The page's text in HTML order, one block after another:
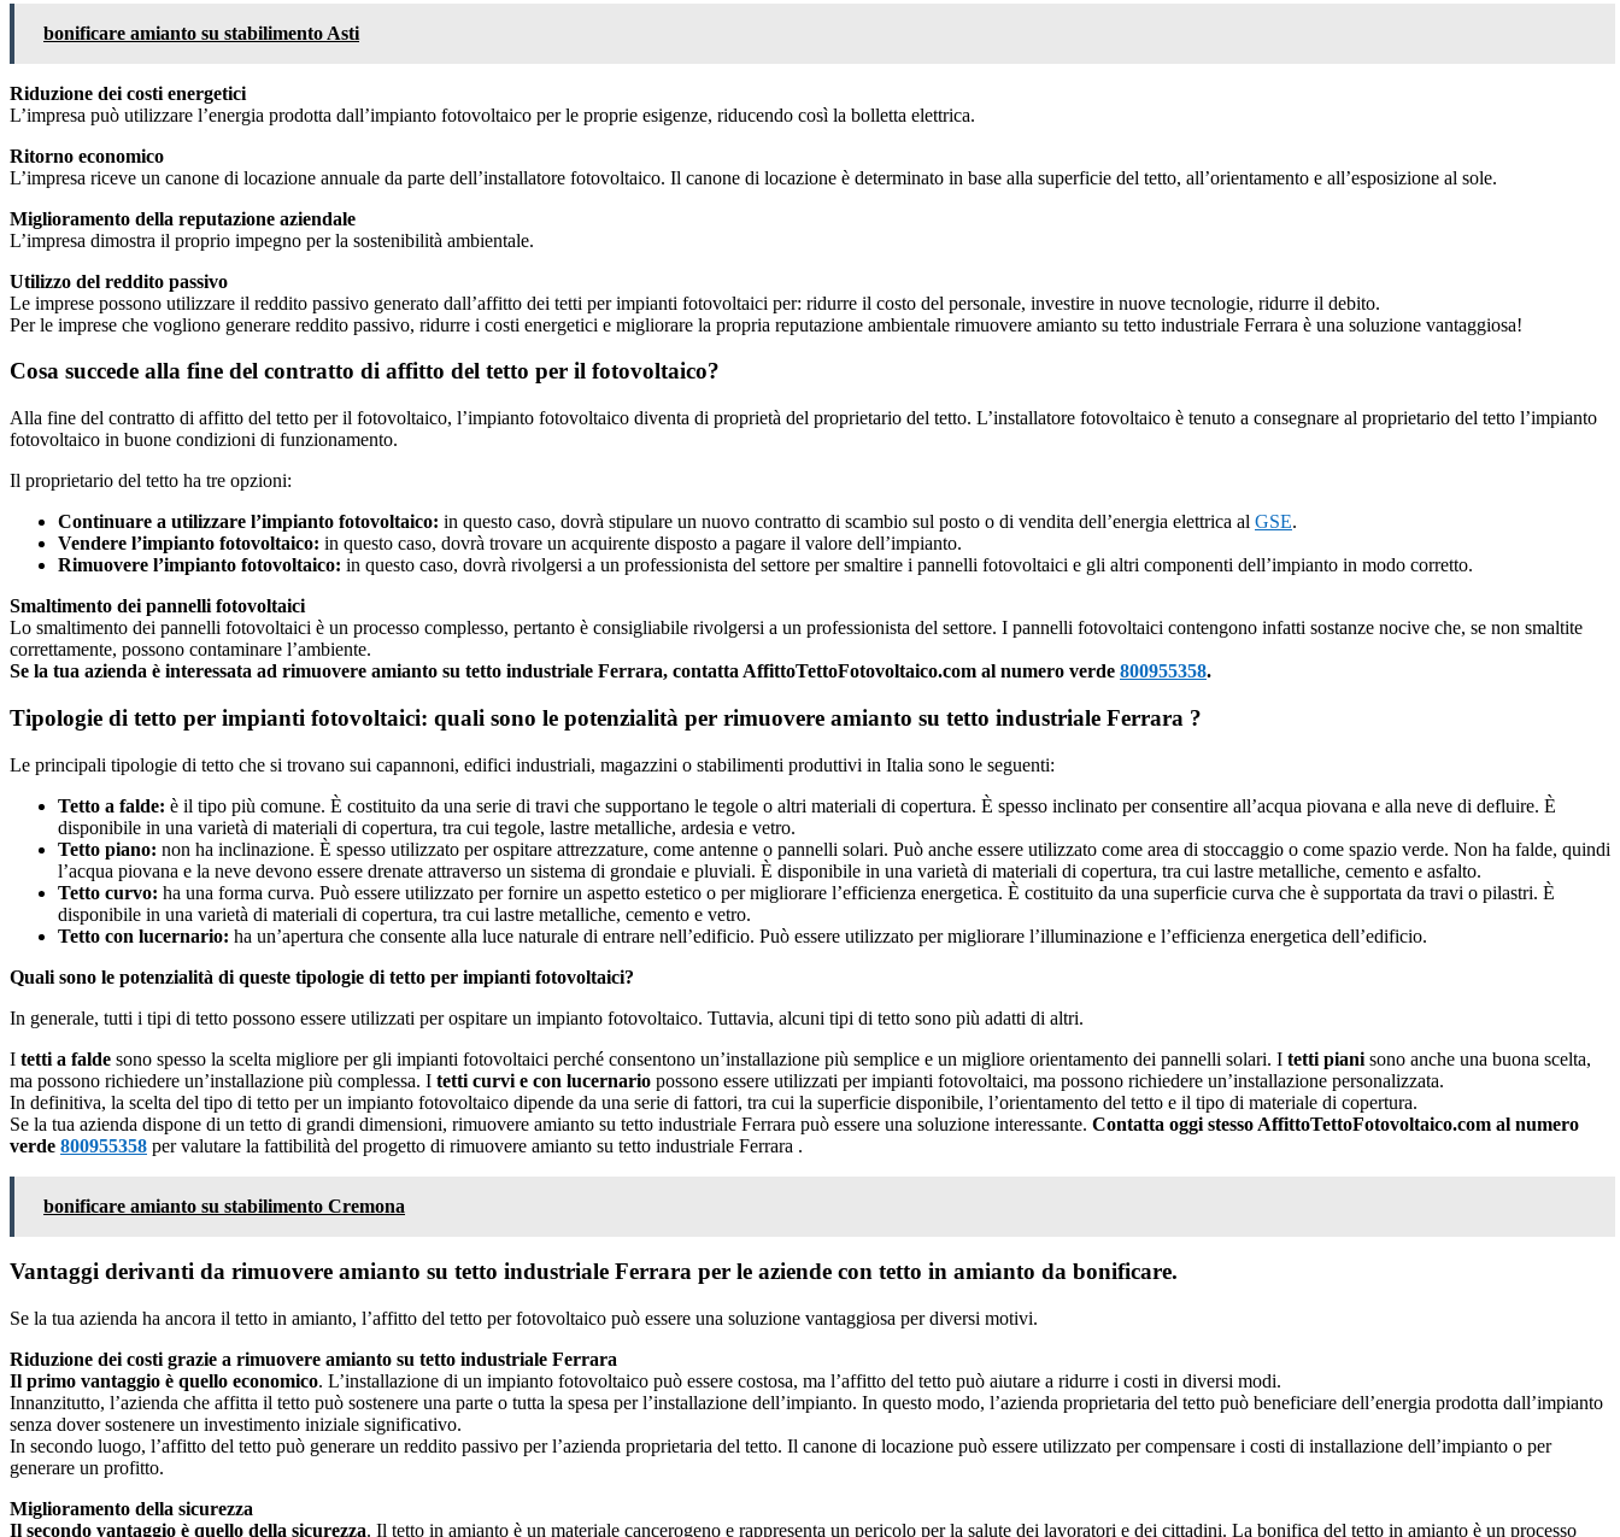
bonificare amianto su stabilimento Asti
Riduzione dei costi energetici
L’impresa può utilizzare l’energia prodotta dall’impianto fotovoltaico per le proprie esigenze, riducendo così la bolletta elettrica.
Ritorno economico
L’impresa riceve un canone di locazione annuale da parte dell’installatore fotovoltaico. Il canone di locazione è determinato in base alla superficie del tetto, all’orientamento e all’esposizione al sole.
Miglioramento della reputazione aziendale
L’impresa dimostra il proprio impegno per la sostenibilità ambientale.
Utilizzo del reddito passivo
Le imprese possono utilizzare il reddito passivo generato dall’affitto dei tetti per impianti fotovoltaici per: ridurre il costo del personale, investire in nuove tecnologie, ridurre il debito.
Per le imprese che vogliono generare reddito passivo, ridurre i costi energetici e migliorare la propria reputazione ambientale rimuovere amianto su tetto industriale Ferrara è una soluzione vantaggiosa!
Cosa succede alla fine del contratto di affitto del tetto per il fotovoltaico?
Alla fine del contratto di affitto del tetto per il fotovoltaico, l’impianto fotovoltaico diventa di proprietà del proprietario del tetto. L’installatore fotovoltaico è tenuto a consegnare al proprietario del tetto l’impianto
fotovoltaico in buone condizioni di funzionamento.
Il proprietario del tetto ha tre opzioni:
Continuare a utilizzare l’impianto fotovoltaico: in questo caso, dovrà stipulare un nuovo contratto di scambio sul posto o di vendita dell’energia elettrica al GSE.
Vendere l’impianto fotovoltaico: in questo caso, dovrà trovare un acquirente disposto a pagare il valore dell’impianto.
Rimuovere l’impianto fotovoltaico: in questo caso, dovrà rivolgersi a un professionista del settore per smaltire i pannelli fotovoltaici e gli altri componenti dell’impianto in modo corretto.
Smaltimento dei pannelli fotovoltaici
Lo smaltimento dei pannelli fotovoltaici è un processo complesso, pertanto è consigliabile rivolgersi a un professionista del settore. I pannelli fotovoltaici contengono infatti sostanze nocive che, se non smaltite
correttamente, possono contaminare l’ambiente.
Se la tua azienda è interessata ad rimuovere amianto su tetto industriale Ferrara, contatta AffittoTettoFotovoltaico.com al numero verde 800955358.
Tipologie di tetto per impianti fotovoltaici: quali sono le potenzialità per rimuovere amianto su tetto industriale Ferrara ?
Le principali tipologie di tetto che si trovano sui capannoni, edifici industriali, magazzini o stabilimenti produttivi in Italia sono le seguenti:
Tetto a falde: è il tipo più comune. È costituito da una serie di travi che supportano le tegole o altri materiali di copertura. È spesso inclinato per consentire all’acqua piovana e alla neve di defluire. È
disponibile in una varietà di materiali di copertura, tra cui tegole, lastre metalliche, ardesia e vetro.
Tetto piano: non ha inclinazione. È spesso utilizzato per ospitare attrezzature, come antenne o pannelli solari. Può anche essere utilizzato come area di stoccaggio o come spazio verde. Non ha falde, quindi
l’acqua piovana e la neve devono essere drenate attraverso un sistema di grondaie e pluviali. È disponibile in una varietà di materiali di copertura, tra cui lastre metalliche, cemento e asfalto.
Tetto curvo: ha una forma curva. Può essere utilizzato per fornire un aspetto estetico o per migliorare l’efficienza energetica. È costituito da una superficie curva che è supportata da travi o pilastri. È
disponibile in una varietà di materiali di copertura, tra cui lastre metalliche, cemento e vetro.
Tetto con lucernario: ha un’apertura che consente alla luce naturale di entrare nell’edificio. Può essere utilizzato per migliorare l’illuminazione e l’efficienza energetica dell’edificio.
Quali sono le potenzialità di queste tipologie di tetto per impianti fotovoltaici?
In generale, tutti i tipi di tetto possono essere utilizzati per ospitare un impianto fotovoltaico. Tuttavia, alcuni tipi di tetto sono più adatti di altri.
I tetti a falde sono spesso la scelta migliore per gli impianti fotovoltaici perché consentono un’installazione più semplice e un migliore orientamento dei pannelli solari. I tetti piani sono anche una buona scelta,
ma possono richiedere un’installazione più complessa. I tetti curvi e con lucernario possono essere utilizzati per impianti fotovoltaici, ma possono richiedere un’installazione personalizzata.
In definitiva, la scelta del tipo di tetto per un impianto fotovoltaico dipende da una serie di fattori, tra cui la superficie disponibile, l’orientamento del tetto e il tipo di materiale di copertura.
Se la tua azienda dispone di un tetto di grandi dimensioni, rimuovere amianto su tetto industriale Ferrara può essere una soluzione interessante. Contatta oggi stesso AffittoTettoFotovoltaico.com al numero
verde 800955358 per valutare la fattibilità del progetto di rimuovere amianto su tetto industriale Ferrara .
bonificare amianto su stabilimento Cremona
Vantaggi derivanti da rimuovere amianto su tetto industriale Ferrara per le aziende con tetto in amianto da bonificare.
Se la tua azienda ha ancora il tetto in amianto, l’affitto del tetto per fotovoltaico può essere una soluzione vantaggiosa per diversi motivi.
Riduzione dei costi grazie a rimuovere amianto su tetto industriale Ferrara
Il primo vantaggio è quello economico. L’installazione di un impianto fotovoltaico può essere costosa, ma l’affitto del tetto può aiutare a ridurre i costi in diversi modi.
Innanzitutto, l’azienda che affitta il tetto può sostenere una parte o tutta la spesa per l’installazione dell’impianto. In questo modo, l’azienda proprietaria del tetto può beneficiare dell’energia prodotta dall’impianto
senza dover sostenere un investimento iniziale significativo.
In secondo luogo, l’affitto del tetto può generare un reddito passivo per l’azienda proprietaria del tetto. Il canone di locazione può essere utilizzato per compensare i costi di installazione dell’impianto o per
generare un profitto.
Miglioramento della sicurezza
Il secondo vantaggio è quello della sicurezza. Il tetto in amianto è un materiale cancerogeno e rappresenta un pericolo per la salute dei lavoratori e dei cittadini. La bonifica del tetto in amianto è un processo